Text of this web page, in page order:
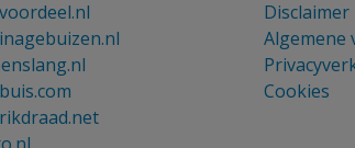
Disclaimer
Algemene
Cookies